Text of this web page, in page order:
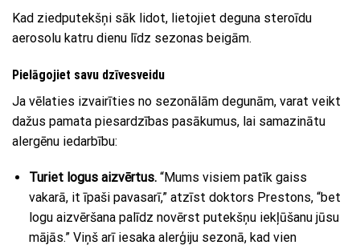
Kad ziedputekšņi sāk lidot, lietojiet deguna steroīdu
aerosolu katru dienu līdz sezonas beigām.
Pielāgojiet savu dzīvesveidu
Ja vēlaties izvairīties no sezonālām degunām, varat veikt
dažus pamata piesardzības pasākumus, lai samazinātu
alergēnu iedarbību:
Turiet logus aizvērtus.“Mums visiem patīk gaiss
vakarā, it īpaši pavasarī,” atzīst doktors Prestons, “bet
logu aizvēršana palīdz novērst putekšņu iekļūšanu jūsu
mājās.” Viņš arī iesaka alerģiju sezonā, kad vien